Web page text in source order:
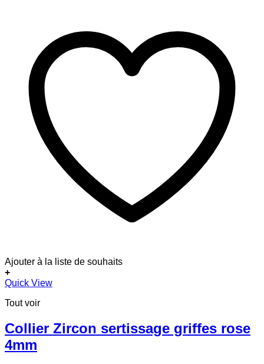
Ajouter à la liste de souhaits
+
Quick View
Tout voir
Collier Zircon sertissage griffes rose
4mm